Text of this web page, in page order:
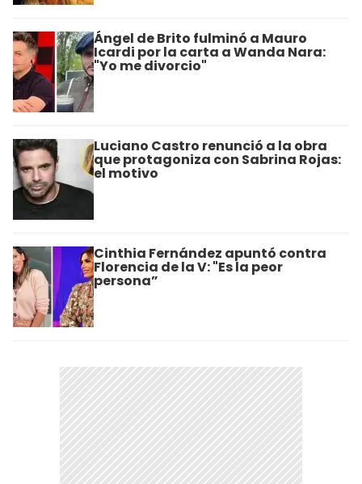
Ángel de Brito fulminó a Mauro
Icardi por la carta a Wanda Nara:
"Yo me divorcio"
Luciano Castro renunció a la obra
que protagoniza con Sabrina Rojas:
el motivo
Cinthia Fernández apuntó contra
Florencia de la V: "Es la peor
persona”